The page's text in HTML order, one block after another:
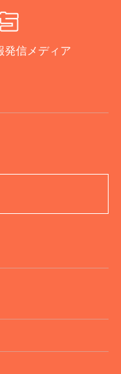
発信メディア